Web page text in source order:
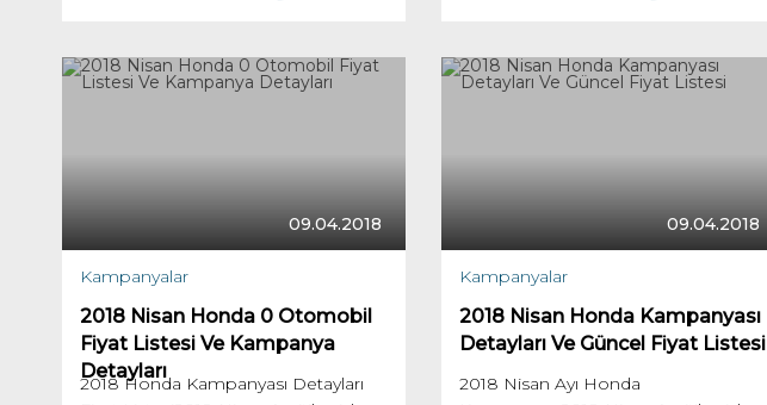
09.04.2018
Kampanyalar
2018 Nisan Honda 0 Otomobil
Fiyat Listesi Ve Kampanya
Detayları
2018 Honda Kampanyası Detayları
09.04.2018
Kampanyalar
2018 Nisan Honda Kampanyası
Detayları Ve Güncel Fiyat Listesi
2018 Nisan Ayı Honda